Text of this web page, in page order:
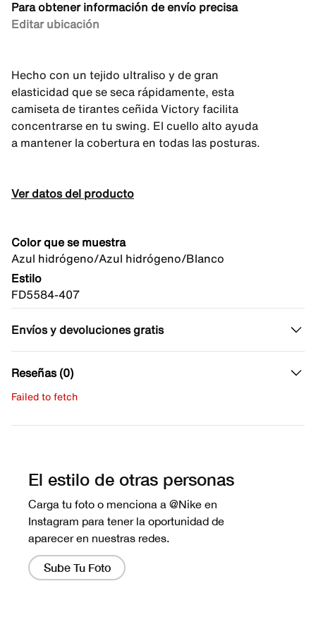
Para obtener información de envío precisa
Editar ubicación
Hecho con un tejido ultraliso y de gran
elasticidad que se seca rápidamente, esta
camiseta de tirantes ceñida Victory facilita
concentrarse en tu swing. El cuello alto ayuda
a mantener la cobertura en todas las posturas.
Ver datos del producto
Color que se muestra
Azul hidrógeno/Azul hidrógeno/Blanco
Estilo
FD5584-407
Envíos y devoluciones gratis
Reseñas (0)
Failed to fetch